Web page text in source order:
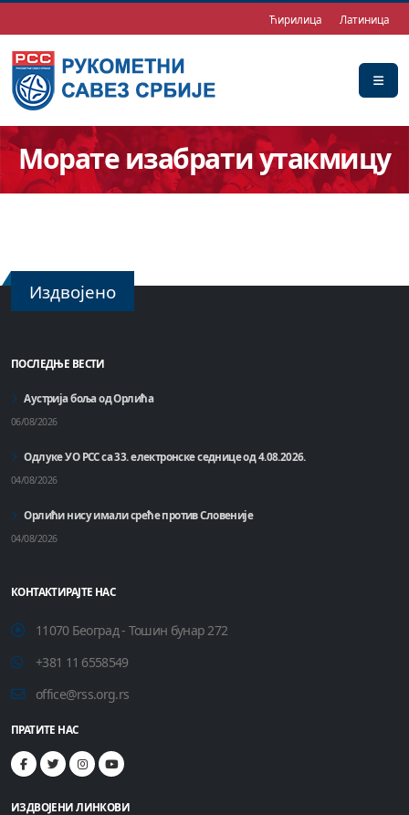
Ћирилица Латиница
Морате изабрати утакмицу
Издвојено
ПОСЛЕДЊЕ ВЕСТИ
Аустрија боља од Орлића
06/08/2026
Одлуке УО РСС са 33. електронске седнице од 4.08.2026.
04/08/2026
Орлићи нису имали среће против Словеније
04/08/2026
КОНТАКТИРАЈТЕ НАС
11070 Београд - Тошин бунар 272
+381 11 6558549
office@rss.org.rs
ПРАТИТЕ НАС
ИЗДВОЈЕНИ ЛИНКОВИ